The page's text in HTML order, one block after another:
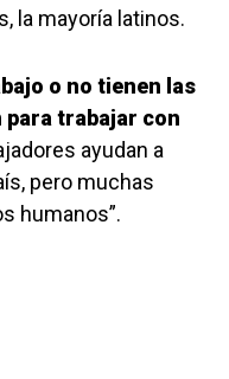
la mayoría latinos.
o no tienen las
trabajar con
ayudan a
pero muchas
humanos”.